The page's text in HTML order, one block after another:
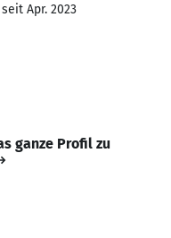
Apr. 2023
ganze Profil zu